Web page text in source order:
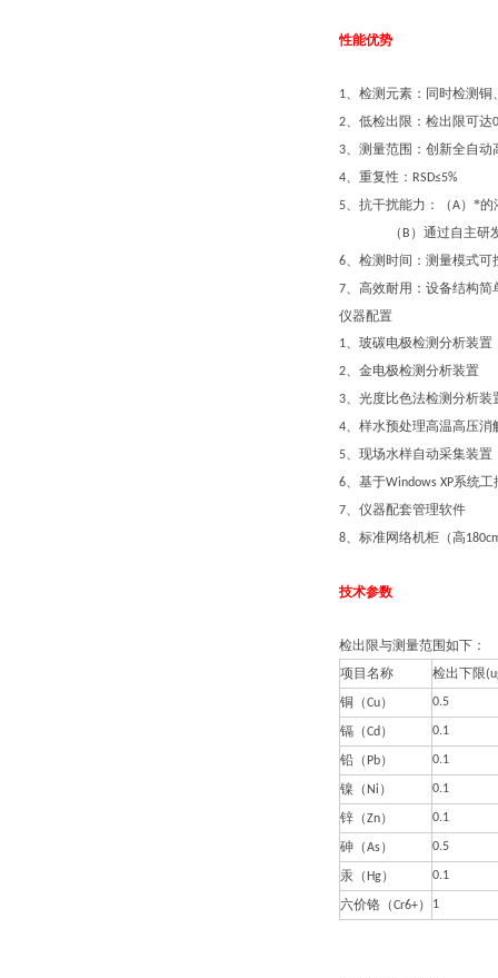
性能优势
1、检测元素：同时检测
2、低检出限：检出限可达
3、测量范围：创新全自
4、重复性： RSD≤5%
5、抗干扰能力：（A）*的
（ B ）通过自主研
6、检测时间：测量模式可
7、高效耐用：设备结构
仪器配置
1、玻碳电极检测分析装置
2、金电极检测分析装置
3、光度比色法检测分析装
4、样水预处理高温高压消
5、现场水样自动采集装置
6、基于Windows XP系统工
7、仪器配套管理软件
8、标准网络机柜（高
技术参数
检出限与测量范围如下：
项目名称
检出下限
铜（Cu） 0.5
镉（Cd ） 0.1
铅（ Pb） 0.1
镍（ Ni ） 0.1
锌（Zn） 0.1
砷（As） 0.5
汞（ Hg） 0.1
六价铬（Cr6+） 1